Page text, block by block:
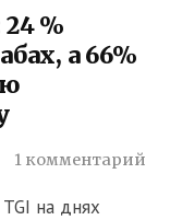
%
а 66%
1 комментарий
на днях